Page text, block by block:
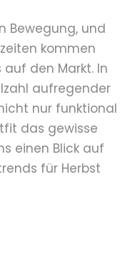
Bewegung, und
kommen
den Markt. In
aufregender
nur funktional
das gewisse
einen Blick auf
für Herbst